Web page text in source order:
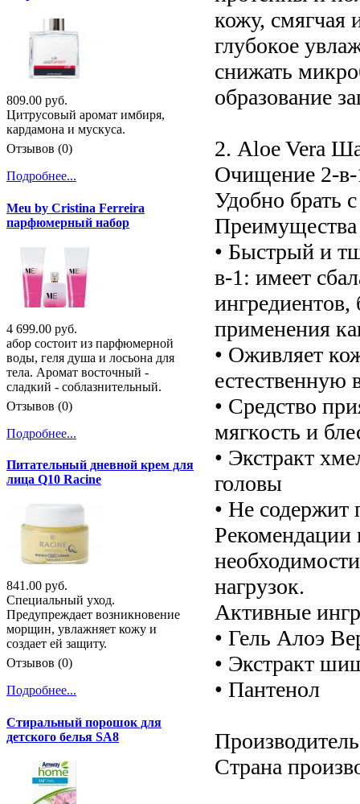
кожу, смягчая
глубокое
снижать
образование
2. Aloe Vera
Очищение 2-в-
Удобно брать
Преимущества
• Быстрый и
в-1: имеет
ингредиентов,
применения
• Оживляет
естественную
• Средство
мягкость и
• Экстракт
головы
• Не содержит
Рекомендации
нагрузок.
Активные
• Гель Алоэ
• Экстракт
• Пантенол
Страна
809.00 руб.
Цитрусовый аромат имбиря,
кардамона и мускуса.
Отзывов (0)
Подробнее...
Meu by Cristina Ferreira
парфюмерный набор
4 699.00 руб.
абор состоит из парфюмерной
воды, геля душа и лосьона для
тела. Аромат восточный -
сладкий - соблазнительный.
Отзывов (0)
Подробнее...
Питательный дневной крем для
лица Q10 Racine
841.00 руб.
Специальный уход.
Предупреждает возникновение
морщин, увлажняет кожу и
создает ей защиту.
Отзывов (0)
Подробнее...
Стиральный порошок для
детского белья SA8